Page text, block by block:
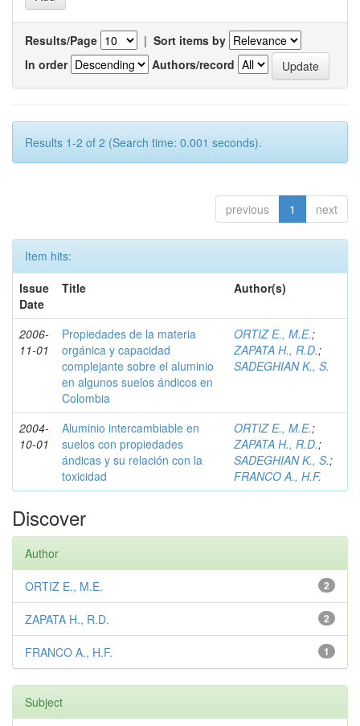
Results/Page | Sort items by
In order
Authors/record
Results 1-2 of 2 (Search time: 0.001 seconds).
previous 1 next
Item hits:
Issue
Date
Title Author(s)
2006-
11-01
Propiedades de la materia
orgánica y capacidad
complejante sobre el aluminio
en algunos suelos ándicos en
Colombia
ORTIZ E., M.E.;
ZAPATA H., R.D.;
SADEGHIAN K., S.
2004-
10-01
Aluminio intercambiable en
suelos con propiedades
ándicas y su relación con la
toxicidad
ORTIZ E., M.E.;
ZAPATA H., R.D.;
SADEGHIAN K., S.;
FRANCO A., H.F.
Discover
Author
2
ORTIZ E., M.E.
2
ZAPATA H., R.D.
1
FRANCO A., H.F.
Subject